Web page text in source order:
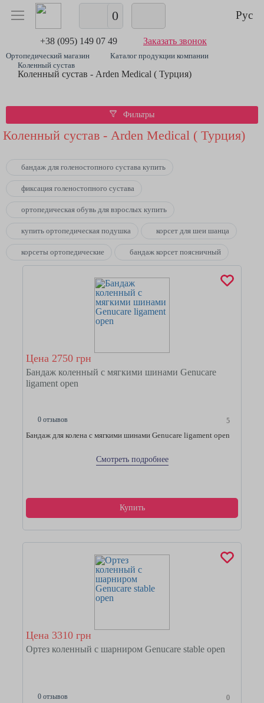
0 Рус
+38 (095) 149 07 49 Заказать звонок
Ортопедический магазин
Каталог продукции компании
Коленный сустав
Коленный сустав - Arden Medical ( Турция)
Фильтры
Коленный сустав - Arden Medical ( Турция)
бандаж для голеностопного сустава купить
фиксация голеностопного сустава
ортопедическая обувь для взрослых купить
купить ортопедическая подушка корсет для шеи шанца
корсеты ортопедические бандаж корсет поясничный
Цена 2750 грн
Бандаж коленный с мягкими шинами Genucare
ligament open
0 отзывов 5
Бандаж для колена с мягкими шинами Genucare ligament open
Смотреть подробнее
Купить
Цена 3310 грн
Ортез коленный с шарниром Genucare stable open
0 отзывов 0